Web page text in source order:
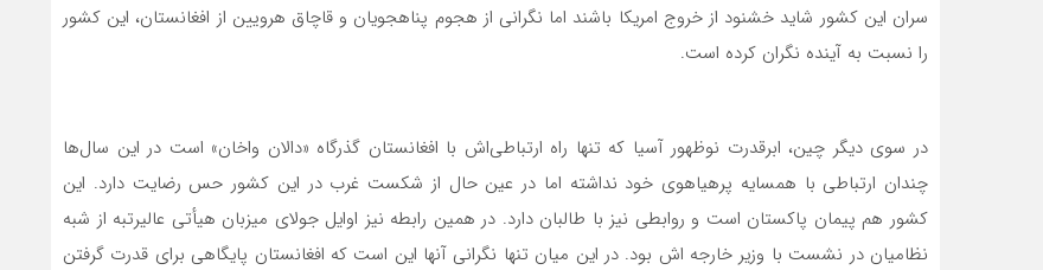
سران این کشور شاید خشنود از خروج امریکا باشند اما نگرانی از هجوم پناهجویان و قاچاق هرویین از افغانستان، این کشور
را نسبت به آینده نگران کرده است.
در سوی دیگر چین، ابرقدرت نوظهور آسیا که تنها راه ارتباطی‌اش با افغانستان گذرگاه «دالان واخان» است در این سال‌ها
چندان ارتباطی با همسایه پرهیاهوی خود نداشته اما در عین حال از شکست غرب در این کشور حس رضایت دارد. این
کشور هم پیمان پاکستان است و روابطی نیز با طالبان دارد. در همین رابطه نیز اوایل جولای میزبان هیأتی عالیرتبه از شبه
نظامیان در نشست با وزیر خارجه اش بود. در این میان تنها نگرانی آنها این است که افغانستان پایگاهی برای قدرت گرفتن